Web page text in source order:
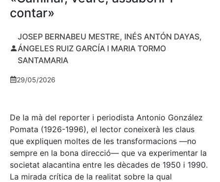
contar»
JOSEP BERNABEU MESTRE, INÉS ANTÓN DAYAS,
ÁNGELES RUIZ GARCÍA I MARIA TORMO
SANTAMARIA
29/05/2026
De la mà del reporter i periodista Antonio González
Pomata (1926-1996), el lector coneixerà les claus
que expliquen moltes de les transformacions —no
sempre en la bona direcció— que va experimentar la
societat alacantina entre les dècades de 1950 i 1990.
La mirada crítica de la realitat sobre la qual